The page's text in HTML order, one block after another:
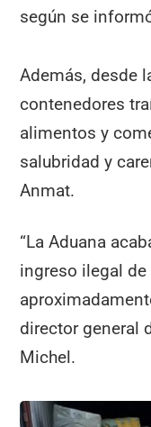
según se
Además, desde
contenedores
alimentos y
salubridad y
Anmat.
“La Aduana
ingreso ilegal
director general
Michel.